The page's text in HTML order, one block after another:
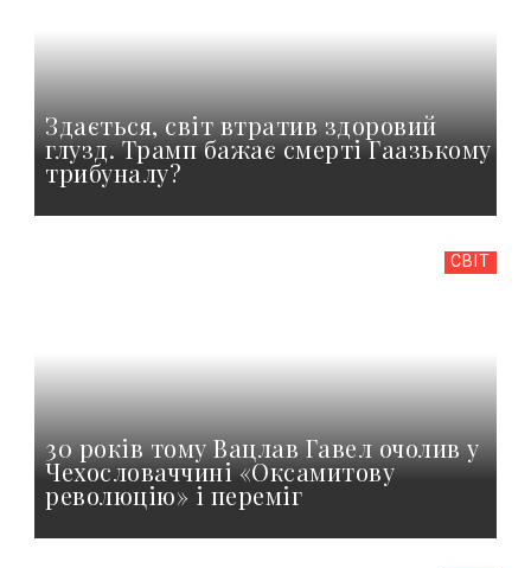
Здається, світ втратив здоровий
глузд. Трамп бажає смерті Гаазькому
трибуналу?
СВІТ
30 років тому Вацлав Гавел очолив у
Чехословаччині «Оксамитову
революцію» і переміг